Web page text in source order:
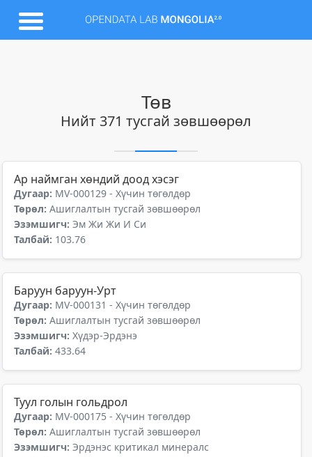
Төв
Нийт 371 тусгай зөвшөөрөл
Ар наймган хөндий доод хэсэг
Дугаар: MV-000129 - Хүчин төгөлдөр
Төрөл: Ашиглалтын тусгай зөвшөөрөл
Эзэмшигч: Эм Жи Жи И Си
Талбай: 103.76
Баруун баруун-Урт
Дугаар: MV-000131 - Хүчин төгөлдөр
Төрөл: Ашиглалтын тусгай зөвшөөрөл
Эзэмшигч: Хүдэр-Эрдэнэ
Талбай: 433.64
Туул голын гольдрол
Дугаар: MV-000175 - Хүчин төгөлдөр
Төрөл: Ашиглалтын тусгай зөвшөөрөл
Эзэмшигч: Эрдэнэс критикал минералс